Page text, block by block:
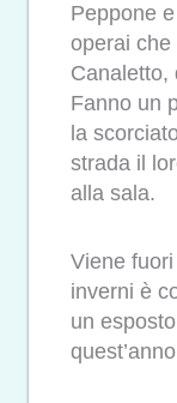
Peppone
operai che
Canaletto,
Fanno un
la
strada il
alla sala.
Viene
inverni è
un